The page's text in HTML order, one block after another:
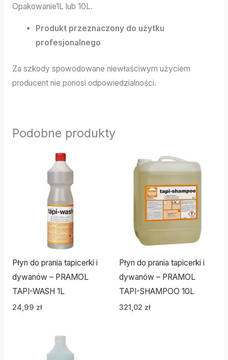
Opakowanie1L lub 10L.
Produkt przeznaczony do użytku
profesjonalnego
Za szkody spowodowane niewłaściwym użyciem
producent nie ponosi odpowiedzialności.
Podobne produkty
Płyn do prania tapicerki i
dywanów – PRAMOL
TAPI-WASH 1L
24,99 zł
Płyn do prania tapicerki i
dywanów – PRAMOL
TAPI-SHAMPOO 10L
321,02 zł